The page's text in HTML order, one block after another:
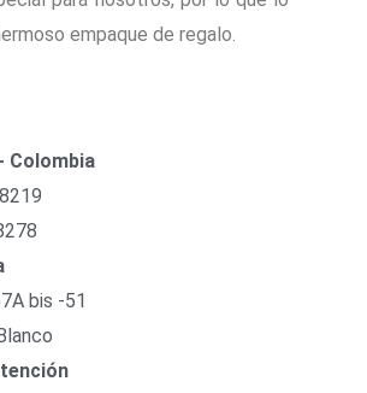
empaque de regalo.
Colombia
bis -51